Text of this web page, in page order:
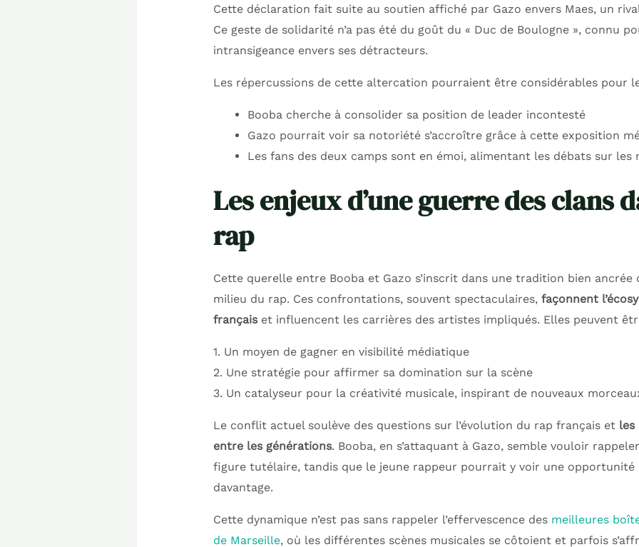
Cette déclaration fait suite au soutien affiché par Gazo envers Maes, un
Ce geste de solidarité n’a pas été du goût du « Duc de Boulogne », connu
intransigeance envers ses détracteurs.
Les répercussions de cette altercation pourraient être considérables pour
Booba cherche à consolider sa position de leader incontesté
Gazo pourrait voir sa notoriété s’accroître grâce à cette exposition
Les fans des deux camps sont en émoi, alimentant les débats sur les
Les enjeux d’une guerre des clans
rap
Cette querelle entre Booba et Gazo s’inscrit dans une tradition bien ancrée
milieu du rap. Ces confrontations, souvent spectaculaires, façonnent
françaiset influencent les carrières des artistes impliqués. Elles peuvent
1. Un moyen de gagner en visibilité médiatique
2. Une stratégie pour affirmer sa domination sur la scène
3. Un catalyseur pour la créativité musicale, inspirant de nouveaux
Le conflit actuel soulève des questions sur l’évolution du rap français et les
entre les générations. Booba, en s’attaquant à Gazo, semble vouloir
figure tutélaire, tandis que le jeune rappeur pourrait y voir une opportunité
davantage.
Cette dynamique n’est pas sans rappeler l’effervescence des meilleures
de Marseille, où les différentes scènes musicales se côtoient et parfois